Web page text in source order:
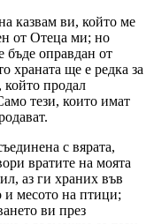
казвам ви, който ме
от Отеца ми; но
бъде оправдан от
храната ще е редка за
който продал
тези, които имат
с вярата,
вратите на моята
аз ги храних във
и месото на птици;
ви през